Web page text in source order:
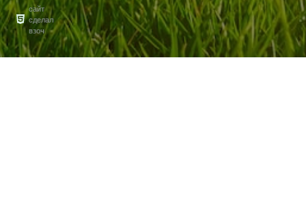
сайт
сделал
взоч